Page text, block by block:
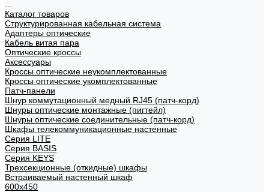
Каталог товаров
Структурированная кабельная система
Адаптеры оптические
Кабель витая пара
Оптические кроссы
Аксессуары
Кроссы оптические неукомплектованные
Кроссы оптические укомплектованные
Патч-панели
Шнур коммутационный медный RJ45 (патч-корд)
Шнуры оптические монтажные (пигтейл)
Шнуры оптические соединительные (патч-корд)
Шкафы телекоммуникационные настенные
Cерия LITE
Cерия BASIS
Cерия KEYS
Трехсекционные (откидные) шкафы
Встраиваемый настенный шкаф
600x450